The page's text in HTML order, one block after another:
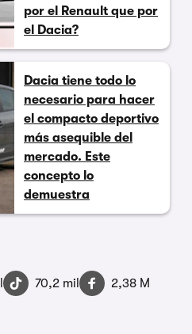
por el Renault que por
el Dacia?
Dacia tiene todo lo
necesario para hacer
el compacto deportivo
más asequible del
mercado. Este
concepto lo
demuestra
70,2 mil
2,38 M